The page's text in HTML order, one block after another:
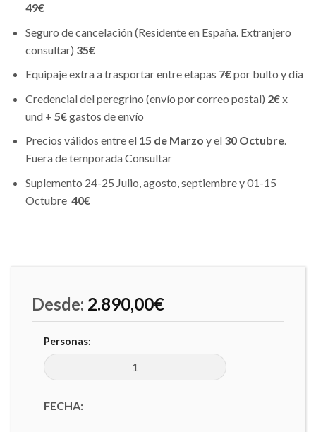
49€
Seguro de cancelación (Residente en España. Extranjero
consultar) 35€
Equipaje extra a trasportar entre etapas 7€por bulto y día
Credencial del peregrino (envío por correo postal) 2€x
und + 5€gastos de envío
Precios válidos entre el 15 de Marzo y el 30 Octubre.
Fuera de temporada Consultar
Suplemento 24-25 Julio, agosto, septiembre y 01-15
Octubre40€
Desde: 2.890,00€
Personas:
FECHA: